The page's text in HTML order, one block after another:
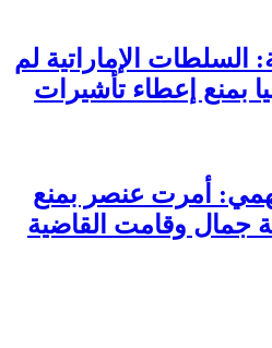
السلطات الإماراتية لم
بمنع إعطاء تأشيرات
أمرت عنصر بمنع
جمال وقامت القاضية